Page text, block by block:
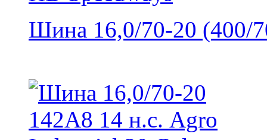
Шина 16,0/70-20 (400/